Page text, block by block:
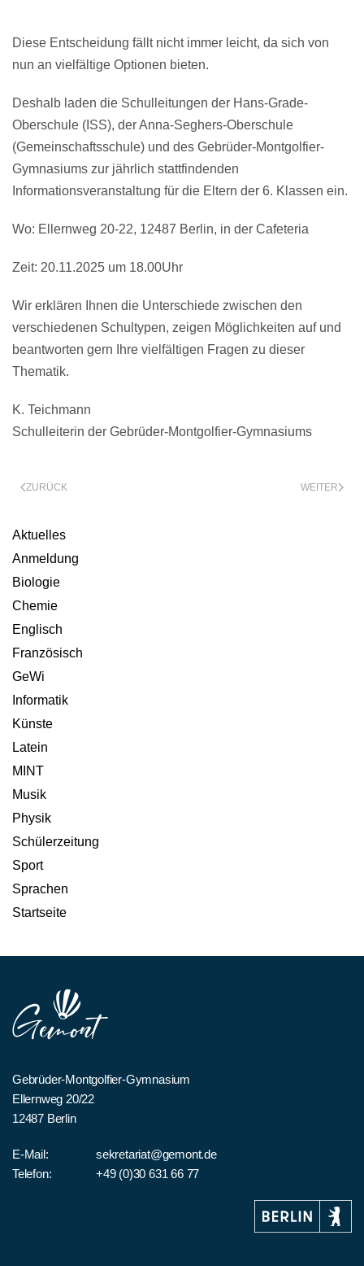
Diese Entscheidung fällt nicht immer leicht, da sich von
nun an vielfältige Optionen bieten.
Deshalb laden die Schulleitungen der Hans-Grade-
Oberschule (ISS), der Anna-Seghers-Oberschule
(Gemeinschaftsschule) und des Gebrüder-Montgolfier-
Gymnasiums zur jährlich stattfindenden
Informationsveranstaltung für die Eltern der 6. Klassen ein.
Wo: Ellernweg 20-22, 12487 Berlin, in der Cafeteria
Zeit: 20.11.2025 um 18.00Uhr
Wir erklären Ihnen die Unterschiede zwischen den
verschiedenen Schultypen, zeigen Möglichkeiten auf und
beantworten gern Ihre vielfältigen Fragen zu dieser
Thematik.
K. Teichmann
Schulleiterin der Gebrüder-Montgolfier-Gymnasiums
ZURÜCK WEITER
Aktuelles
Anmeldung
Biologie
Chemie
Englisch
Französisch
GeWi
Informatik
Künste
Latein
MINT
Musik
Physik
Schülerzeitung
Sport
Sprachen
Startseite
Gebrüder-Montgolfier-Gymnasium
Ellernweg 20/22
12487 Berlin
E-Mail:
sekretariat@gemont.de
Telefon:
+49 (0)30 631 66 77